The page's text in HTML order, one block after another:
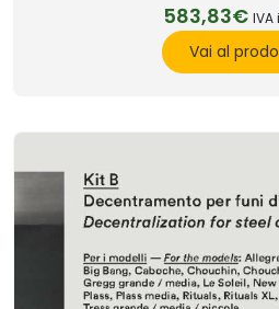
583,83€
Vai al